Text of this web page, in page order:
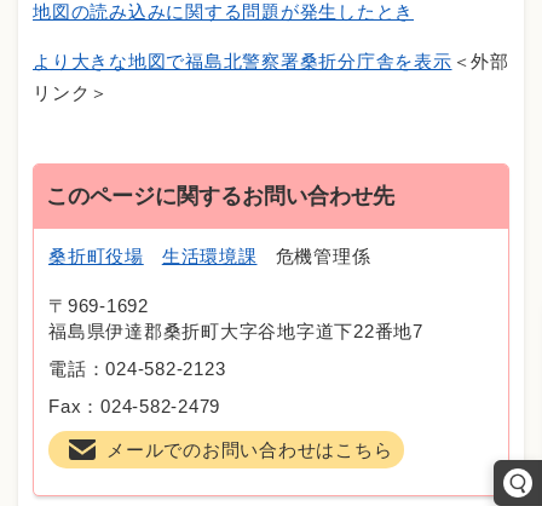
地図の読み込みに関する問題が発生したとき
より大きな地図で福島北警察署桑折分庁舎を表示 ＜外部
リンク＞
このページに関するお問い合わせ先
桑折町役場 生活環境課 危機管理係
〒969-1692
福島県伊達郡桑折町大字谷地字道下22番地7
電話：024-582-2123
Fax：024-582-2479
メールでのお問い合わせはこちら